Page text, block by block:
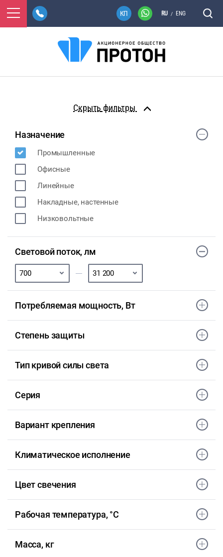
RU / ENG
фильтры
Назначение
Промышленные
Офисные
Линейные
Накладные, настенные
Низковольтные
Световой поток, лм
Потребляемая мощность, Вт
Степень защиты
Тип кривой силы света
Серия
Вариант крепления
Климатическое исполнение
Цвет свечения
Рабочая температура, °С
Масса, кг